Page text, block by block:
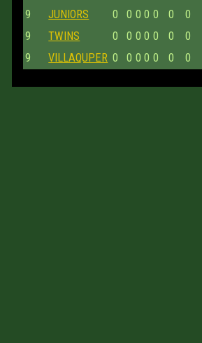
9
JUNIORS 0 0 0 0 0 0 0
9
TWINS 0 0 0 0 0 0 0
9
VILLAQUPER 0 0 0 0 0 0 0